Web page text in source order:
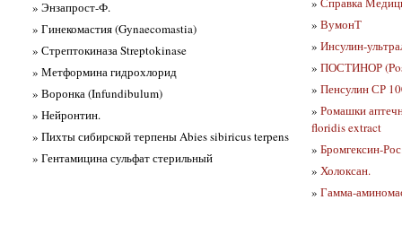
» Энзапрост-Ф.
» Гинекомастия (Gynaecomastia)
» Стрептокиназа Streptokinase
» Метформина гидрохлорид
» Воронка (Infundibulum)
» Нейронтин.
» Пихты сибирской терпены Abies sibiricus terpens
» Гентамицина сульфат стерильный
» ВумонТ
» Инсулин-
» ПОСТИНОР
» Пенсулин СР
» Ромашки
floridis extract
» Бромгексин-
» Холоксан.
» Гамма-